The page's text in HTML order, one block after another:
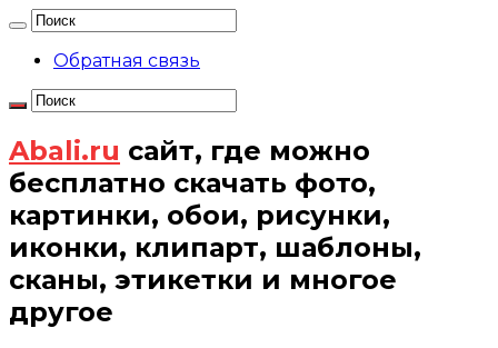
Обратная связь
Abali.ru сайт, где можно
бесплатно скачать фото,
картинки, обои, рисунки,
иконки, клипарт, шаблоны,
сканы, этикетки и многое
другое